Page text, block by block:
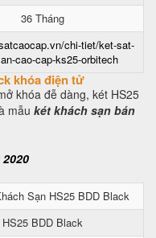
36 Tháng
chi-tiet/ket-sat-
cao-cap-ks25-orbitech
khóa điện tử
khóa đễ dàng, két HS25
mẫu két khách sạn bán
Sạn HS25 BDD Black
HS25 BDD Black